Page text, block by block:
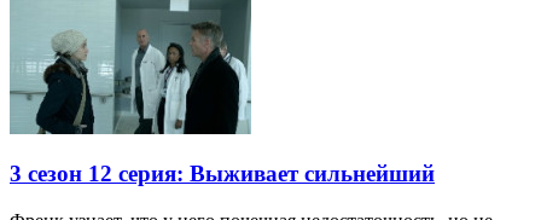
3 сезон 12 серия: Выживает сильнейший